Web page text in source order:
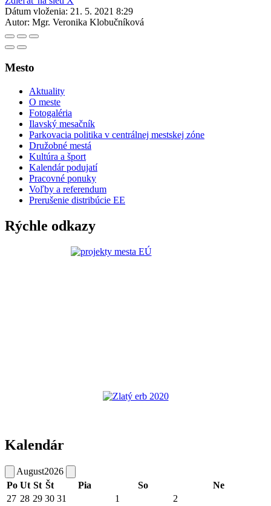
Dátum vloženia: 21. 5. 2021 8:29
Autor: Mgr. Veronika Klobučníková
Mesto
Aktuality
O meste
Fotogaléria
Ilavský mesačník
Parkovacia politika v centrálnej mestskej zóne
Družobné mestá
Kultúra a šport
Kalendár podujatí
Pracovné ponuky
Voľby a referendum
Prerušenie distribúcie EE
Rýchle odkazy
Kalendár
August2026
Po Ut St Št Pia So
Ne
27 28 29 30 31 1 2